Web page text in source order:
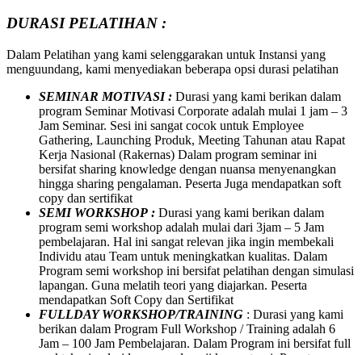
DURASI PELATIHAN :
Dalam Pelatihan yang kami selenggarakan untuk Instansi yang
menguundang, kami menyediakan beberapa opsi durasi pelatihan
SEMINAR MOTIVASI : Durasi yang kami berikan dalam
program Seminar Motivasi Corporate adalah mulai 1 jam – 3
Jam Seminar. Sesi ini sangat cocok untuk Employee
Gathering, Launching Produk, Meeting Tahunan atau Rapat
Kerja Nasional (Rakernas) Dalam program seminar ini
bersifat sharing knowledge dengan nuansa menyenangkan
hingga sharing pengalaman. Peserta Juga mendapatkan soft
copy dan sertifikat
SEMI WORKSHOP : Durasi yang kami berikan dalam
program semi workshop adalah mulai dari 3jam – 5 Jam
pembelajaran. Hal ini sangat relevan jika ingin membekali
Individu atau Team untuk meningkatkan kualitas. Dalam
Program semi workshop ini bersifat pelatihan dengan simulasi
lapangan. Guna melatih teori yang diajarkan. Peserta
mendapatkan Soft Copy dan Sertifikat
FULLDAY WORKSHOP/TRAINING : Durasi yang kami
berikan dalam Program Full Workshop / Training adalah 6
Jam – 100 Jam Pembelajaran. Dalam Program ini bersifat full